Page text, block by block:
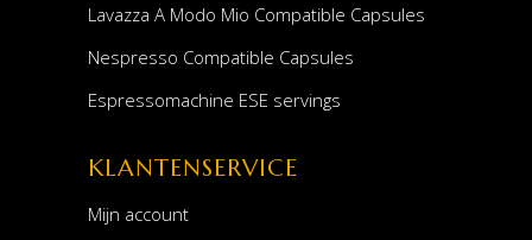
Lavazza A Modo Mio Compatible Capsules
Nespresso Compatible Capsules
Espressomachine ESE servings
KLANTENSERVICE
Mijn account